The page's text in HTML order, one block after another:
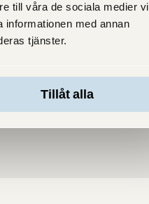
till våra de sociala medier vi
med annan
tjänster.
Tillåt alla